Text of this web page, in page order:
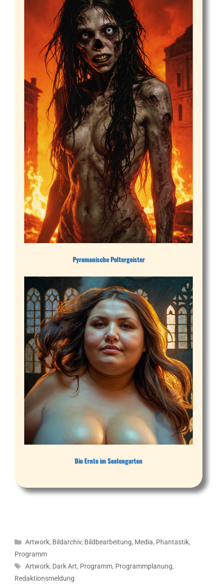
Pyromanische Poltergeister
Die Ernte im Seelengarten
Kategorien
Artwork, Bildarchiv, Bildbearbeitung, Media, Phantastik,
Programm
Schlagwörter
Artwork, Dark Art, Programm, Programmplanung,
Redaktionsmeldung